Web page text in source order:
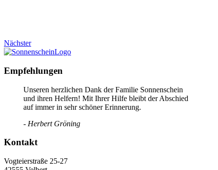
Nächster
Empfehlungen
Unseren herzlichen Dank der Familie Sonnenschein
und ihren Helfern! Mit Ihrer Hilfe bleibt der Abschied
auf immer in sehr schöner Erinnerung.
- Herbert Gröning
Kontakt
Vogteierstraße 25-27